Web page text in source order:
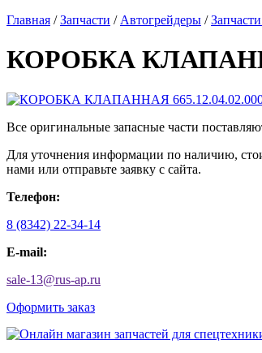
Главная /Запчасти / Автогрейдеры /
КОРОБКА
Все оригинальные запасные части
Для уточнения информации по наличию,
нами или отправьте заявку с сайта.
Телефон:
8 (8342) 22-34-14
E-mail:
sale-13@rus-ap.ru
Оформить заказ